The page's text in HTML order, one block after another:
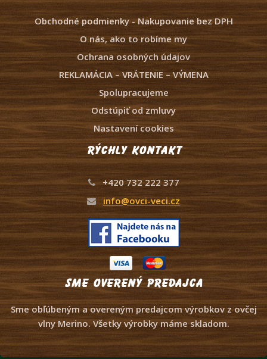
Obchodné podmienky - Nakupovanie bez DPH
O nás, ako to robíme my
Ochrana osobných údajov
REKLAMÁCIA – VRÁTENIE – VÝMENA
Spolupracujeme
Odstúpiť od zmluvy
Nastavení cookies
Rýchly kontakt
+420 732 222 377
info@ovci-veci.cz
Sme overený predajca
Sme obľúbeným a overeným predajcom výrobkov z ovčej
vlny Merino. Všetky výrobky máme skladom.